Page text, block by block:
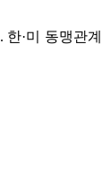
미 동맹관